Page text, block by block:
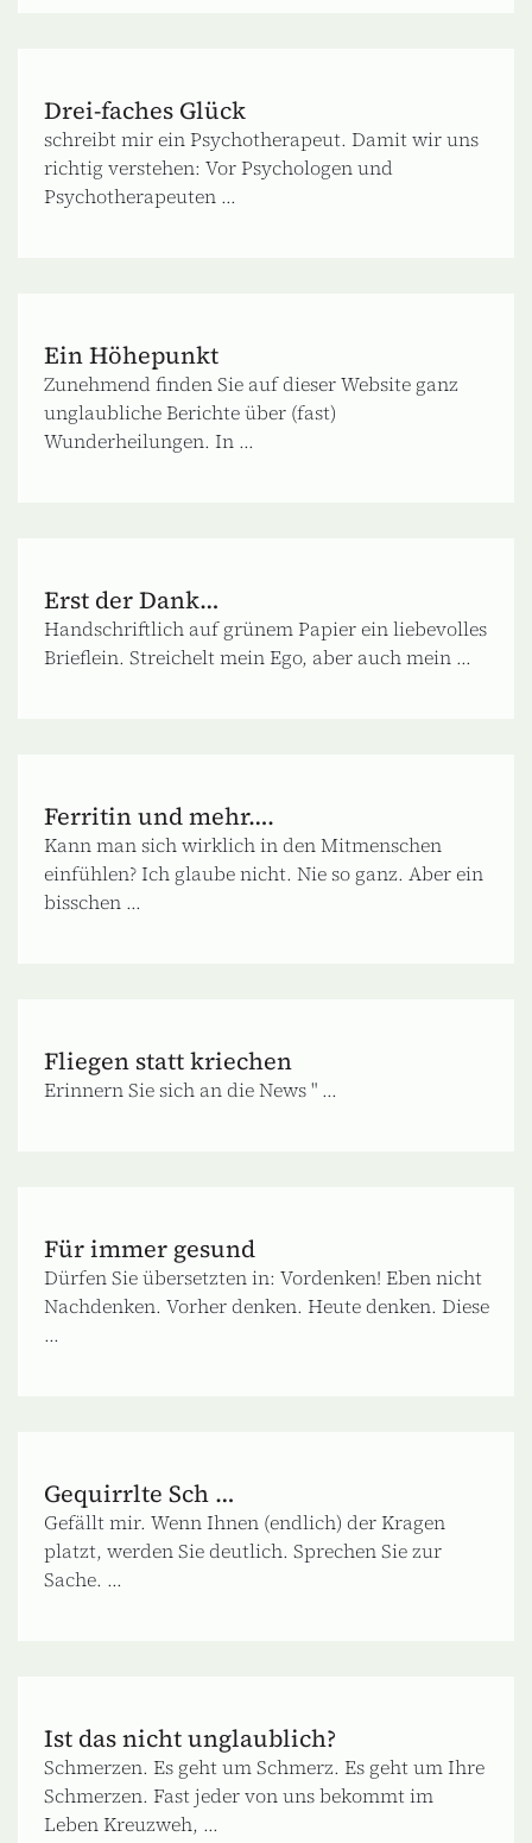
Drei-faches Glück
schreibt mir ein Psychotherapeut. Damit wir uns
richtig verstehen: Vor Psychologen und
Psychotherapeuten ...
Ein Höhepunkt
Zunehmend finden Sie auf dieser Website ganz
unglaubliche Berichte über (fast)
Wunderheilungen. In ...
Erst der Dank…
Handschriftlich auf grünem Papier ein liebevolles
Brieflein. Streichelt mein Ego, aber auch mein ...
Ferritin und mehr….
Kann man sich wirklich in den Mitmenschen
einfühlen? Ich glaube nicht. Nie so ganz. Aber ein
bisschen ...
Fliegen statt kriechen
Erinnern Sie sich an die News " ...
Für immer gesund
Dürfen Sie übersetzten in: Vordenken! Eben nicht
Nachdenken. Vorher denken. Heute denken. Diese
...
Gequirrlte Sch …
Gefällt mir. Wenn Ihnen (endlich) der Kragen
platzt, werden Sie deutlich. Sprechen Sie zur
Sache. ...
Ist das nicht unglaublich?
Schmerzen. Es geht um Schmerz. Es geht um Ihre
Schmerzen. Fast jeder von uns bekommt im
Leben Kreuzweh, ...